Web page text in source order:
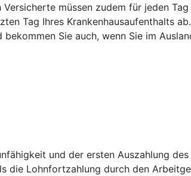
müssen zudem für jeden
Tag Ihres Krankenhausaufenthalts
Sie auch, wenn Sie im
und der ersten Auszahlung
Lohnfortzahlung durch den